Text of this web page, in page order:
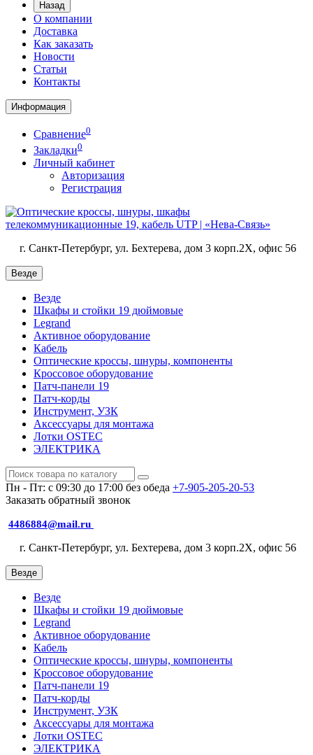
Назад
О компании
Доставка
Как заказать
Новости
Статьи
Контакты
Информация
Сравнение0
Закладки0
Личный кабинет
Авторизация
Регистрация
г. Санкт-Петербург, ул. Бехтерева, дом 3 корп.2X, офис 56
Везде
Везде
Шкафы и стойки 19 дюймовые
Legrand
Активное оборудование
Кабель
Оптические кроссы, шнуры, компоненты
Кроссовое оборудование
Патч-панели 19
Патч-корды
Инструмент, УЗК
Аксессуары для монтажа
Лотки OSTEC
ЭЛЕКТРИКА
Пн - Пт: с 09:30 до 17:00 без обеда +7-905-205-20-53
Заказать обратный звонок
4486884@mail.ru
г. Санкт-Петербург, ул. Бехтерева, дом 3 корп.2X, офис 56
Везде
Везде
Шкафы и стойки 19 дюймовые
Legrand
Активное оборудование
Кабель
Оптические кроссы, шнуры, компоненты
Кроссовое оборудование
Патч-панели 19
Патч-корды
Инструмент, УЗК
Аксессуары для монтажа
Лотки OSTEC
ЭЛЕКТРИКА